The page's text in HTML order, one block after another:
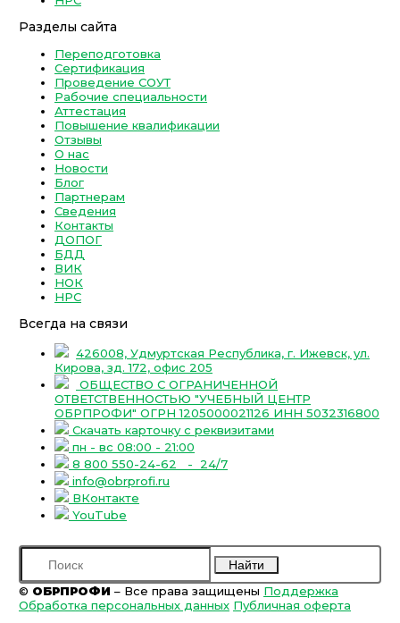
Разделы сайта
Переподготовка
Сертификация
Проведение СОУТ
Рабочие специальности
Аттестация
Повышение квалификации
Отзывы
О нас
Новости
Блог
Партнерам
Сведения
Контакты
ДОПОГ
БДД
ВИК
НОК
НРС
Всегда на связи
426008, Удмуртская Республика, г. Ижевск, ул.
Кирова, зд. 172, офис 205
ОБЩЕСТВО С ОГРАНИЧЕННОЙ
ОТВЕТСТВЕННОСТЬЮ "УЧЕБНЫЙ ЦЕНТР
ОБРПРОФИ" ОГРН 1205000021126 ИНН 5032316800
Скачать карточку с реквизитами
пн - вс 08:00 - 21:00
8 800 550-24-62
- 24/7
info@obrprofi.ru
ВКонтакте
YouTube
Найти
© ОБРПРОФИ – Все права защищены Поддержка
Обработка персональных данных Публичная оферта